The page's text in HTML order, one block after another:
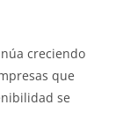
creciendo
que
se